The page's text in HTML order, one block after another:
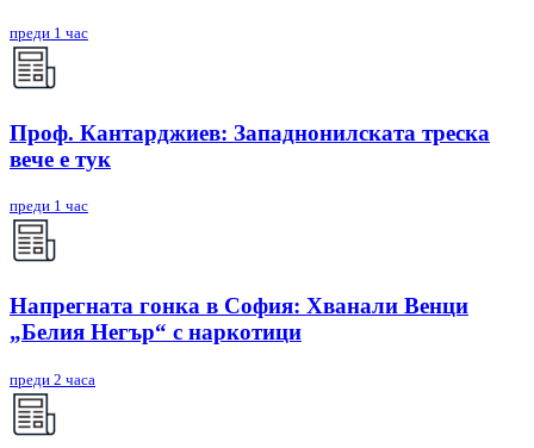
преди 1 час
Проф. Кантарджиев: Западнонилската треска
вече е тук
преди 1 час
Напрегната гонка в София: Хванали Венци
„Белия Негър“ с наркотици
преди 2 часа